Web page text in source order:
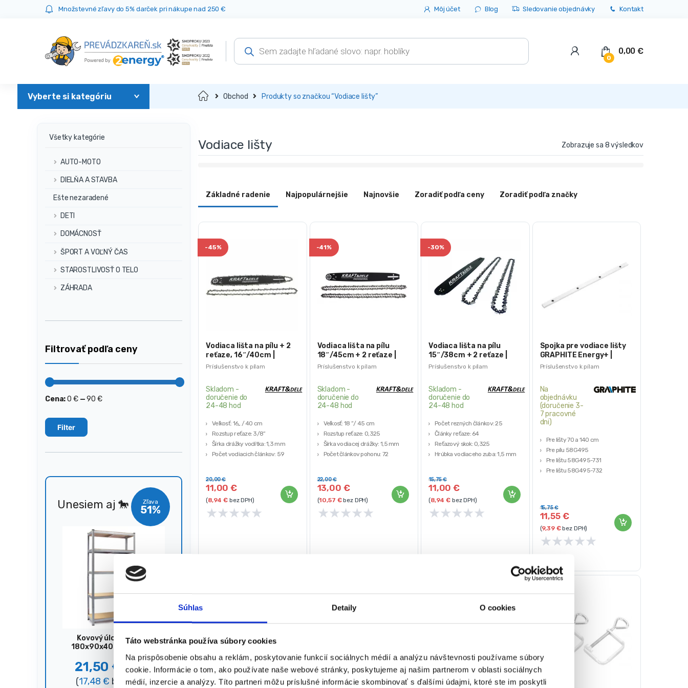
Súhlas Detaily O cookies
Táto webstránka používa súbory cookies
Na prispôsobenie obsahu a reklám, poskytovanie funkcií sociálnych médií a analýzu návštevnosti používame súbory
cookie. Informácie o tom, ako používate naše webové stránky, poskytujeme aj našim partnerom v oblasti sociálnych
médií, inzercie a analýzy. Títo partneri môžu príslušné informácie skombinovať s ďalšími údajmi, ktoré ste im poskytli
Množstevné zľavy do 5% darček pri nákupe nad 250 € Môj účet Blog Sledovanie objednávky Kontakt
Products
search
0
0,00€
Domov Obchod Produkty so značkou “Vodiace lišty”
Vodiace lišty Zobrazuje sa 8 výsledkov
Základné radenie Najpopulárnejšie Najnovšie Zoradiť podľa ceny Zoradiť podľa značky
Príslušenstvo k pílam
-45%
Vodiaca lišta na pílu + 2
reťaze, 16″/40cm |
KD10152
Skladom -
doručenie do
24-48 hod
Veľkosť: 16„ / 40 cm
Rozstup reťaze: 3/8“
Šírka drážky vodítka: 1,3 mm
Počet vodiacich článkov: 59
11,00€
20,00€
(8,94€ bez DPH)
★★★★★
Príslušenstvo k pílam
-41%
Vodiaca lišta na pílu
18″/45cm + 2 reťaze |
KD10153
Skladom -
doručenie do
24-48 hod
Veľkosť: 18 “/ 45 cm
Rozstup reťaze: 0,325
Šírka vodiacej drážky: 1,5 mm
Počet článkov pohonu: 72
13,00 €
22,00€
(10,57 €bez DPH)
★★★★★
Príslušenstvo k pílam
-30%
Vodiaca lišta na pílu
15″/38cm + 2 reťaze |
KD10151
Skladom -
doručenie do
24-48 hod
Počet rezných článkov: 25
Články reťaze: 64
Reťazový skok: 0,325
Hrúbka vodiaceho zuba: 1,5 mm
11,00€
15,75€
(8,94€ bez DPH)
★★★★★
Príslušenstvo k pílam
Spojka pre vodiace lišty
GRAPHITE Energy+ |
58G495-733
Na
objednávku
(doručenie 3-
7 pracovné
dni)
Pre lišty 70 a 140 cm
Pre pílu 58G495
Pre lištu 58G495-731
Pre lištu 58G495-732
11,55 €
15,75€
(9,39 €bez DPH)
★★★★★
Všetky kategórie
AUTO-MOTO
DIELŇA A STAVBA
Ešte nezaradené
DETI
DOMÁCNOSŤ
ŠPORT A VOĽNÝ ČAS
STAROSTLIVOSŤ O TELO
ZÁHRADA
Filtrovať podľa ceny
Minimálna
Maximálna
Filter
Cena:0 €—90 €
Unesiem aj 🐎 Zľava
51%
Kovový úložný regál,
180x90x40 cm, 875 kg,
strieborný
21,50 € 44,00€
(17,48€ bez DPH)